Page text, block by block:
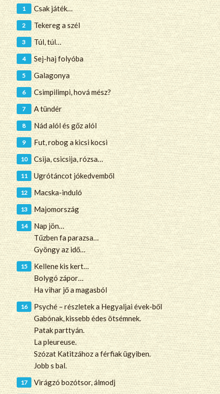
Csak játék…
Tekereg a szél
Túl, túl…
Sej-haj folyóba
Galagonya
Csimpilimpi, hová mész?
A tündér
Nád alól és gőz alól
Fut, robog a kicsi kocsi
Csija, csicsija, rózsa…
Ugrótáncot jókedvemből
Macska-induló
Majomország
Nap jön…
Tűzben fa parazsa…
Gyöngy az idő…
Kellene kis kert…
Bolygó zápor…
Ha vihar jő a magasból
Psyché – részletek a Hegyaljai évek-ből
Gabónak, kissebb édes ötsémnek.
Patak parttyán.
La pleureuse.
Szózat Katitzához a férfiak ügyiben.
Jobb s bal.
Virágzó bozótsor, álmodj